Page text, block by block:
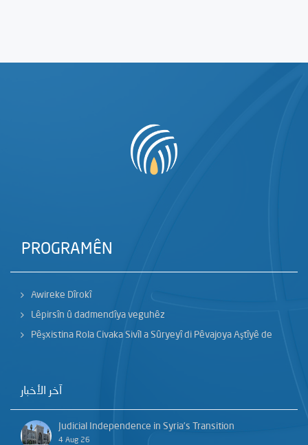
PROGRAMÊN
Awireke Dîrokî
Lêpirsîn û dadmendîya veguhêz
Pêşxistina Rola Civaka Sivîl a Sûryeyî di Pêvajoya Aştîyê de
آخر الأخبار
Judicial Independence in Syria’s Transition
4 Aug 26